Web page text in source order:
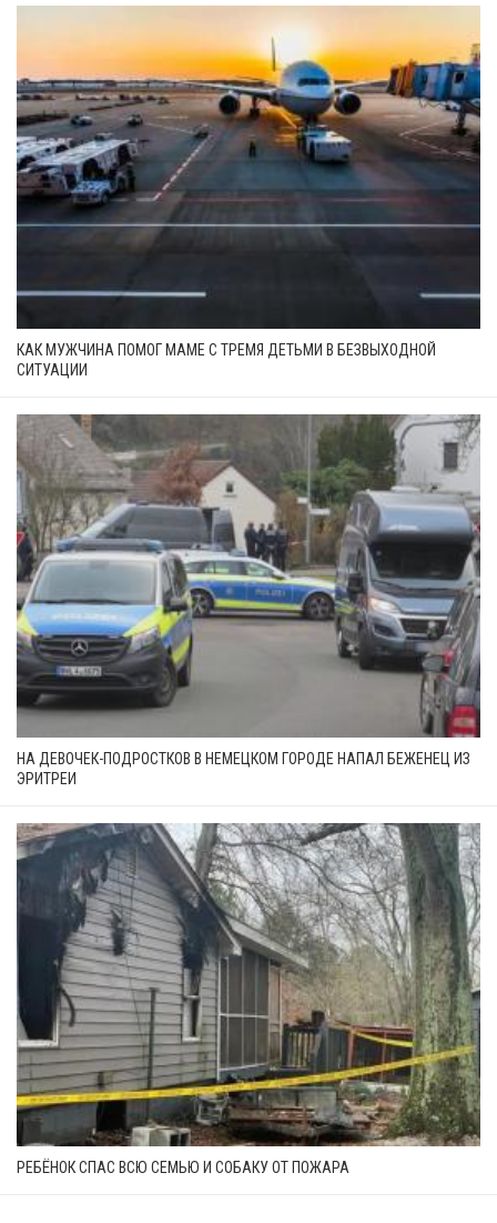
КАК МУЖЧИНА ПОМОГ МАМЕ С ТРЕМЯ ДЕТЬМИ В БЕЗВЫХОДНОЙ
СИТУАЦИИ
НА ДЕВОЧЕК-ПОДРОСТКОВ В НЕМЕЦКОМ ГОРОДЕ НАПАЛ БЕЖЕНЕЦ ИЗ
ЭРИТРЕИ
РЕБЁНОК СПАС ВСЮ СЕМЬЮ И СОБАКУ ОТ ПОЖАРА